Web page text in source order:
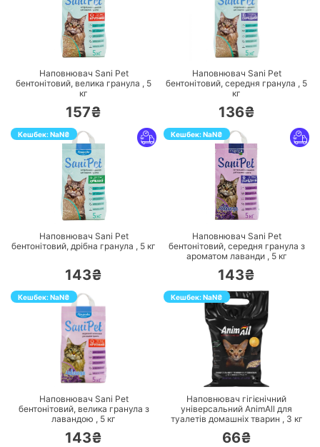
ПЕРЕЙТИ
Наповнювач Sani Pet
бентонітовий, велика гранула , 5
кг
157₴
ПЕРЕЙТИ
Наповнювач Sani Pet
бентонітовий, середня гранула , 5
кг
136₴
Кешбек:NaN₴
ПЕРЕЙТИ
Наповнювач Sani Pet
бентонітовий, дрібна гранула , 5 кг
143₴
Кешбек:NaN₴
ПЕРЕЙТИ
Наповнювач Sani Pet
бентонітовий, середня гранула з
ароматом лаванди , 5кг
143₴
Кешбек:NaN₴
ПЕРЕЙТИ
Наповнювач Sani Pet
бентонітовий, велика гранула з
лавандою , 5 кг
143₴
Кешбек:NaN₴
ПЕРЕЙТИ
Наповнювач гігієнічний
універсальний AnimAll для
туалетів домашніх тварин , 3 кг
66₴